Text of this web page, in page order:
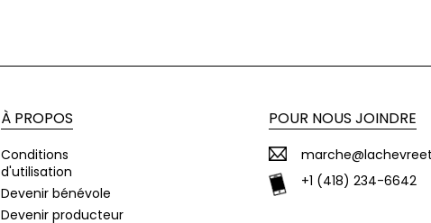
À PROPOS
Conditions
d'utilisation
Devenir bénévole
Devenir producteur
POUR NOUS JOINDRE
+1 (418) 234-6642